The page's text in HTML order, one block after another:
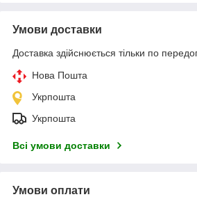
Умови доставки
Доставка здійснюється тільки по
Нова Пошта
Укрпошта
Укрпошта
Всі умови доставки
Умови оплати